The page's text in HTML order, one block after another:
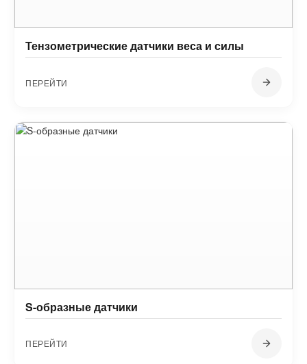
Тензометрические датчики веса и силы
ПЕРЕЙТИ
S-образные датчики
ПЕРЕЙТИ